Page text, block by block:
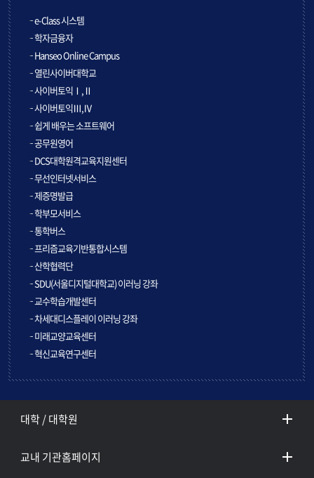
e-Class 시스템
학자금융자
Hanseo Online Campus
열린사이버대학교
사이버토익Ⅰ,Ⅱ
사이버토익Ⅲ,Ⅳ
쉽게 배우는 소프트웨어
공무원영어
DCS대학원격교육지원센터
무선인터넷서비스
제증명발급
학부모서비스
통학버스
프리즘교육기반통합시스템
산학협력단
SDU(서울디지털대학교) 이러닝 강좌
교수학습개발센터
차세대디스플레이 이러닝 강좌
미래교양교육센터
혁신교육연구센터
대학 / 대학원
교내 기관홈페이지